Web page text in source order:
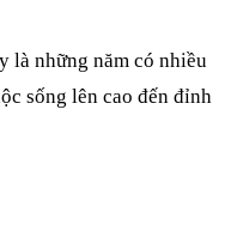
là những năm có nhiều
sống lên cao đến đỉnh